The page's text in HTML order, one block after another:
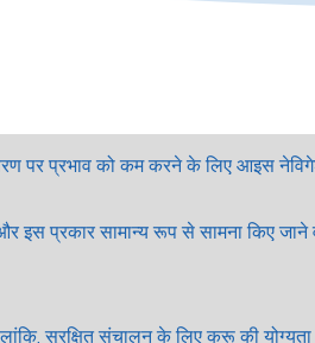
पर प्रभाव को कम करने के लिए आइस
प्रकार सामान्य रूप से सामना किए जाने
सुरक्षित संचालन के लिए क्रू की